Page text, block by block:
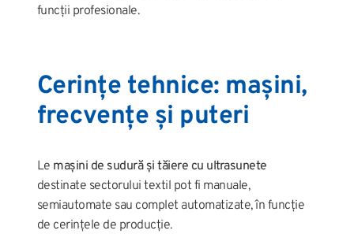
funcții profesionale.
Cerințe tehnice: mașini,
frecvențe și puteri
Le mașini de sudură și tăiere cu ultrasunete
destinate sectorului textil pot fi manuale,
semiautomate sau complet automatizate, în funcție
de cerințele de producție.